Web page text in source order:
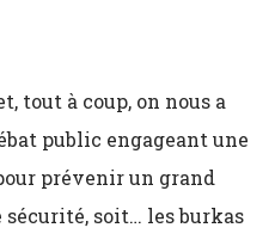
tout à coup, on nous a
public engageant une
prévenir un grand
soit… les burkas